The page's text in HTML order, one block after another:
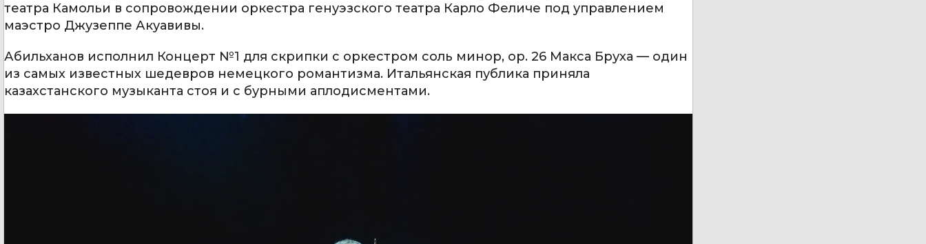
театра Камольи в сопровождении оркестра генуэзского театра Карло Феличе под управлением
маэстро Джузеппе Акуавивы.
Абильханов исполнил Концерт №1 для скрипки с оркестром соль минор, op. 26 Макса Бруха — один
из самых известных шедевров немецкого романтизма. Итальянская публика приняла
казахстанского музыканта стоя и с бурными аплодисментами.